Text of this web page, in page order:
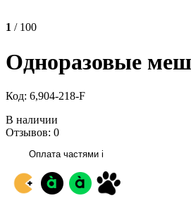
1 / 100
Одноразовые
Код: 6,904-218-F
В наличии
Отзывов: 0
Оплата частями i